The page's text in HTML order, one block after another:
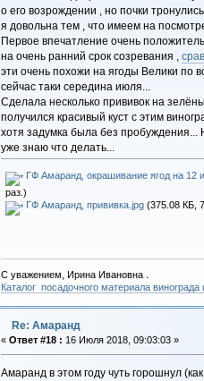
о его возрождении , но почки
я довольна тем , что имеем на
Первое впечатление очень
на очень ранний срок созревания ,
эти очень похожи на ягоды Велики по
сейчас таки середина июля...
Сделала несколько прививок на
получился красивый куст с этим
хотя задумка была без пробуждения...
уже знаю что делать...
ГФ Амаранд, окрашивание ягод на 12
раз.)
ГФ Амаранд, прививка.jpg(375.08 КБ,
С уважением, Ирина Ивановна .
Каталог посадочного материала
Re: Амаранд
« Ответ #18 : 16 Июля 2018, 09:03:03 »
Амаранд в этом году чуть горошнул